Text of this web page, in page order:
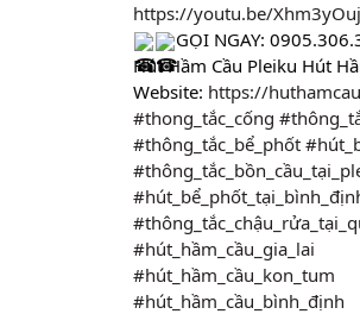
https://youtu.be/
GỌI NGAY:
Hút Hầm Cầu Pleiku Hút
Website: https://
#thong_tắc_cống
#thông_tắc_bể_phốt
#hút_hầm_cầu_gia_lai
#hút_hầm_cầu_kon_tum
#hút_hầm_cầu_bình_định